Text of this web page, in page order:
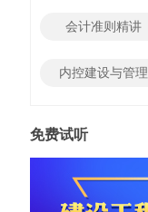
会计准则精讲
内控建设与管理
免费试听